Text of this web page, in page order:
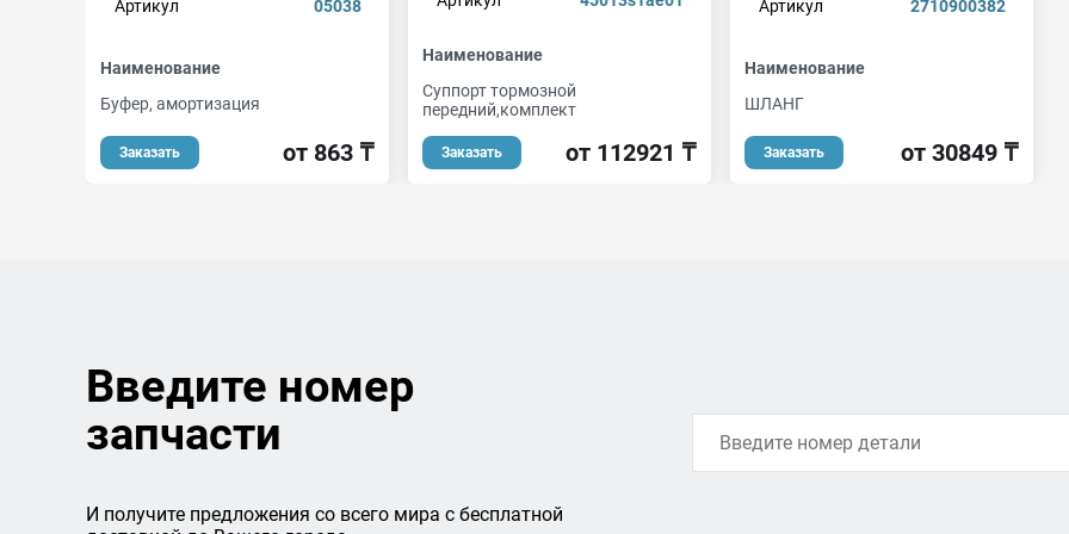
Артикул
05038
Наименование
Буфер, амортизация
Заказать от 863 ₸
Наименование
Суппорт тормозной
передний,комплект
Заказать от 112921 ₸
Артикул
2710900382
Наименование
ШЛАНГ
Заказать от 30849 ₸
Введите номер
запчасти
И получите предложения со всего мира с бесплатной